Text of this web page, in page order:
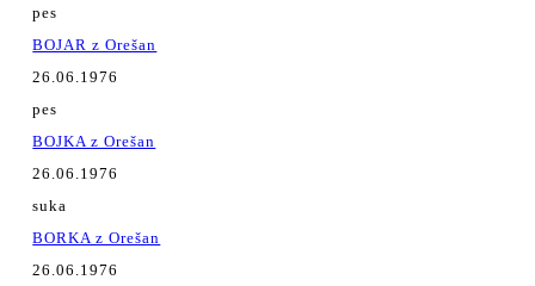
pes
BOJAR z Orešan
26.06.1976
pes
BOJKA z Orešan
26.06.1976
suka
BORKA z Orešan
26.06.1976